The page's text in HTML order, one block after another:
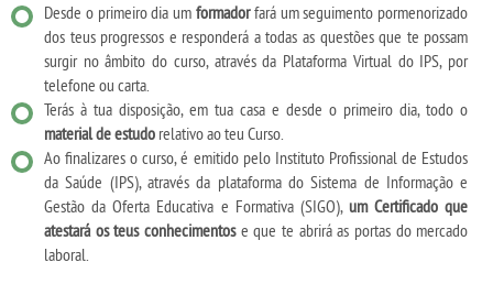
Desde o primeiro dia um formadorfará um seguimento pormenorizado
dos teus progressos e responderá a todas as questões que te possam
surgir no âmbito do curso, através da Plataforma Virtual do IPS, por
telefone ou carta.
Terás à tua disposição, em tua casa e desde o primeiro dia, todo o
material de estudo relativo ao teu Curso.
Ao finalizares o curso, é emitido pelo Instituto Profissional de Estudos
da Saúde (IPS), através da plataforma do Sistema de Informação e
Gestão da Oferta Educativa e Formativa (SIGO), um Certificado que
atestará os teus conhecimentose que te abrirá as portas do mercado
laboral.